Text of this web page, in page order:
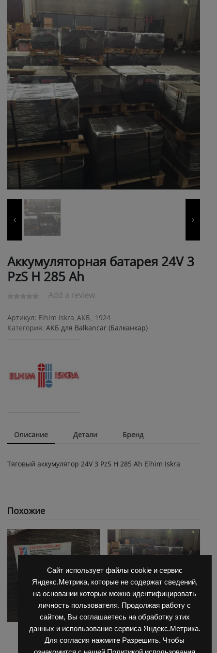
Сайт использует файлы cookie и сервис
Яндекс.Метрика, которые не содержат сведений,
на основании которых можно идентифицировать
личность пользователя. Продолжая работу с
сайтом, Вы соглашаетесь на обработку этих
данных и использование сервиса Яндекс.Метрика.
Для согласия нажмите Разрешить. Чтобы
Аккумуляторная батарея 24V 3
PzS Н 285 Ah
Add a review.
Артикул: Elhim Iskra_АКБ_ 1924
Категория: АКБ для Balkanсar (Балканкар)
Описание Детали Бренд
Тяговый аккумулятор 24V 3 PzS Н 285 Ah Elhim Iskra
Похожие
АКБ для Balkanсar
(Балканкар)
АКБ для Balkanсar
(Балканкар)